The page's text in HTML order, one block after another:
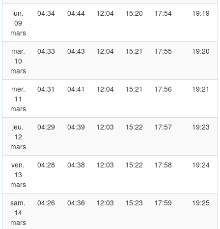
lun.
09
mars
04:34 04:44 12:04 15:20 17:54 19:19
mar.
10
mars
04:33 04:43 12:04 15:21 17:55 19:20
mer.
11
mars
04:31 04:41 12:04 15:21 17:56 19:21
jeu.
12
mars
04:29 04:39 12:03 15:22 17:57 19:23
ven.
13
mars
04:28 04:38 12:03 15:22 17:58 19:24
sam.
14
mars
04:26 04:36 12:03 15:23 17:59 19:25